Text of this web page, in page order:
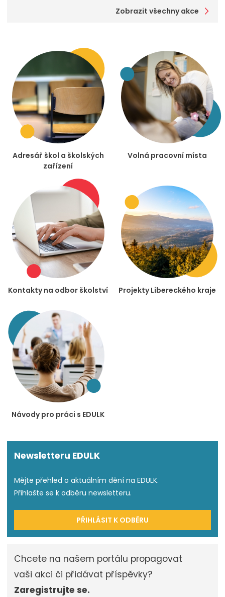
Zobrazit všechny akce
Adresář škol a školských
zařízení
Volná pracovní místa
Kontakty na odbor školství Projekty Libereckého kraje
Návody pro práci s EDULK
Newsletteru EDULK
Mějte přehled o aktuálním dění na EDULK.
Přihlašte se k odběru newsletteru.
PŘIHLÁSIT K ODBĚRU
Chcete na našem portálu propagovat
vaši akci či přidávat příspěvky?
Zaregistrujte se.